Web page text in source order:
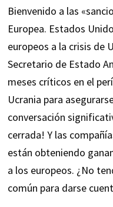
Bienvenido a las
Europea. Estados
europeos a la crisis de
Secretario de Estado
meses críticos en el
Ucrania para
conversación
cerrada! Y las
están obteniendo
a los europeos. ¿No
común para darse